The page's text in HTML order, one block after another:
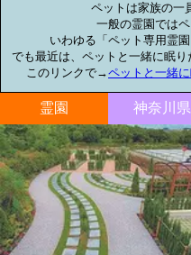
ペットは家族の一
一般の霊園では
いわゆる「ペット専用霊
でも最近は、ペットと一緒に眠
このリンクで→ペットと一緒
霊園 神奈川県